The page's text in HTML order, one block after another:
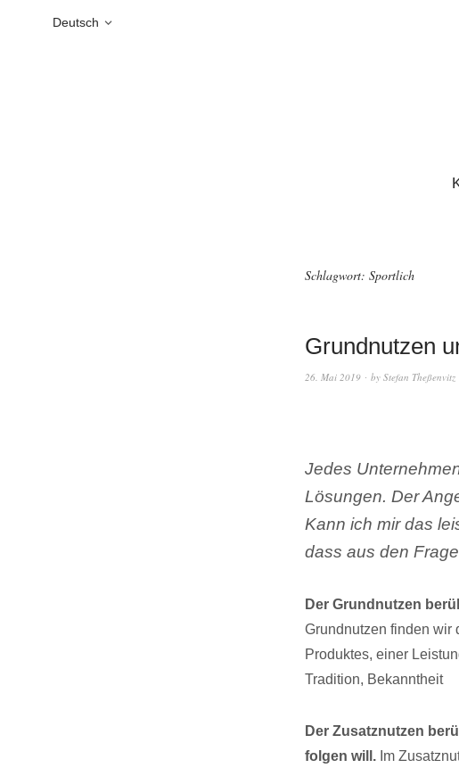
Deutsch
Schlagwort: Sportlich
Grundnutzen
26. Mai 2019 by Stefan Theßenvitz
Jedes
Lösungen. Der
Kann ich mir das
dass aus den
Der Grundnutzen
Grundnutzen finden wir
Produktes, einer
Tradition, Bekanntheit
Der Zusatznutzen
folgen will. Im